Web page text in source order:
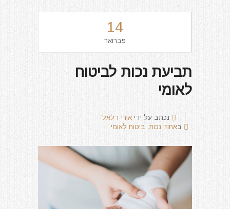
14
פברואר
תביעת נכות לביטוח
לאומי
נכתב על ידי אורי דלאל
באחוזי נכות, ביטוח לאומי